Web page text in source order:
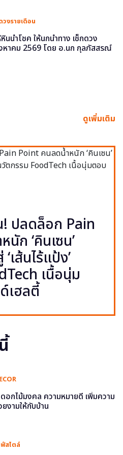
วงรายเดือน
หินนำโชค ให้นกนำทาง เช็กดวง
หาคม 2569 โดย อ.นก กุลภัสสรณ์
ดูเพิ่มเติม
ปลดล็อก Pain
ก ‘คินเซน’
เส้นไร้แป้ง’
เนื้อนุ่ม
เฮลตี้
อกไม้มงคล ความหมายดี เพิ่มความ
ยงามให้กับบ้าน
สไตล์